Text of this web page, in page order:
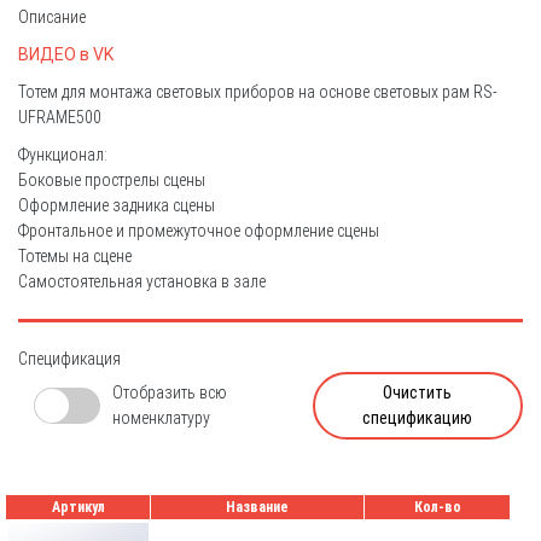
Описание
ВИДЕО в VK
Тотем для монтажа световых приборов на основе световых рам RS-
UFRAME500
Функционал:
Боковые прострелы сцены
Оформление задника сцены
Фронтальное и промежуточное оформление сцены
Тотемы на сцене
Самостоятельная установка в зале
Спецификация
Отобразить всю
номенклатуру
Очистить
спецификацию
Артикул Название Кол-во